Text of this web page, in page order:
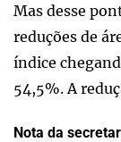
Mas desse
reduções de
índice
54,5%. A
Nota da